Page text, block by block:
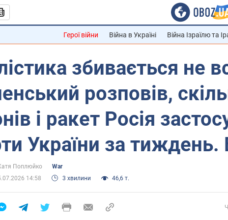
Герої війни Війна в Україні Війна Ізраїлю та
збивається не
розповів,
і ракет Росія
України за тиждень.
Поплюйко
War
14:58
3 хвилини 46,6 т.